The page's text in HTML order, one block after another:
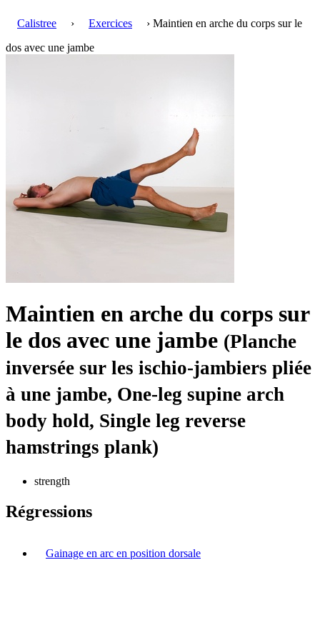
Calistree › Exercices
› Maintien en arche du corps sur le
dos avec une jambe
Maintien en arche du corps sur
le dos avec une jambe (Planche
inversée sur les ischio-jambiers pliée
à une jambe, One-leg supine arch
body hold, Single leg reverse
hamstrings plank)
strength
Régressions
Gainage en arc en position dorsale